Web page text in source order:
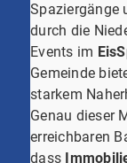
Spaziergänge
durch die
Events im
Gemeinde
starkem
Genau dieser
erreichbaren
dass